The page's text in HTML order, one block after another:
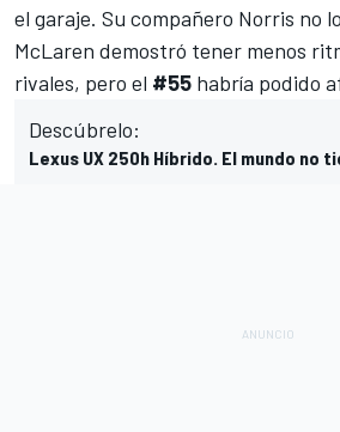
el garaje. Su compañero Norris no
McLaren demostró tener menos
rivales, pero el #55 habría podido
Descúbrelo:
Lexus UX 250h Híbrido. El mundo no